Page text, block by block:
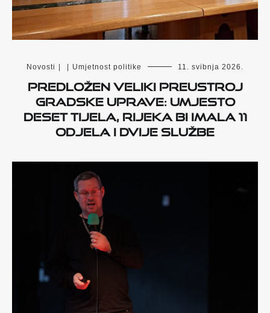
Novosti Umjetnost politike 11. svibnja 2026.
Predložen veliki preustroj
Gradske uprave: Umjesto
deset tijela, Rijeka bi imala 11
odjela i dvije službe